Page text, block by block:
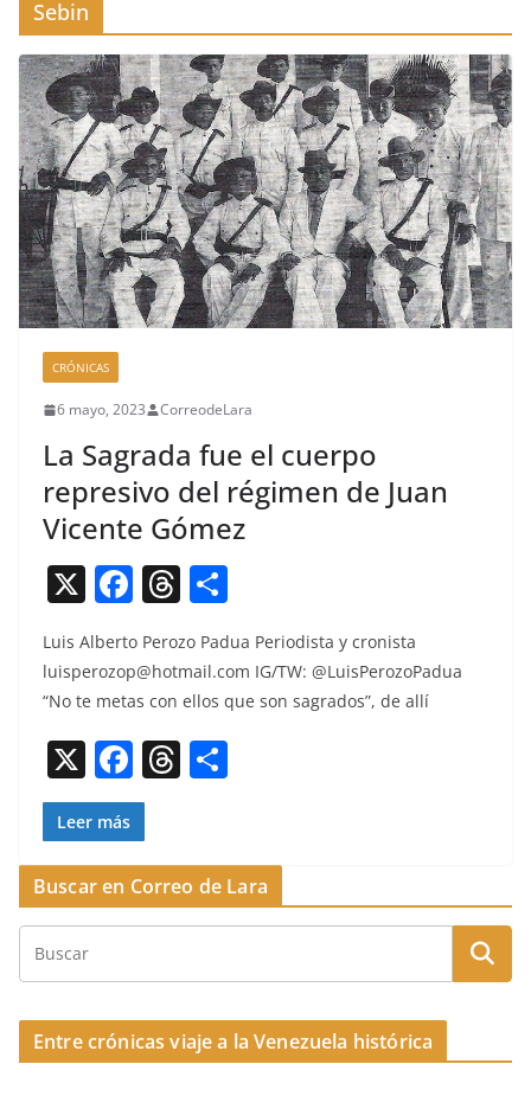
Sebin
CRÓNICAS
6 mayo, 2023 CorreodeLara
La Sagrada fue el cuerpo
represivo del régimen de Juan
Vicente Gómez
X F
c
e
b
o
o
k
T
re
a
d
s
o
m
p
Luis Alber­to Per­o­zo Pad­ua Peri­odista y cro­nista
luisperozop@hotmail.com IG/TW: @LuisPerozoPadua
“No te metas con ellos que son sagra­dos”, de allí
X F
a
c
e
b
o
k
T
a
d
p
ar
Leer más
Buscar en Correo de Lara
Entre crónicas viaje a la Venezuela histórica